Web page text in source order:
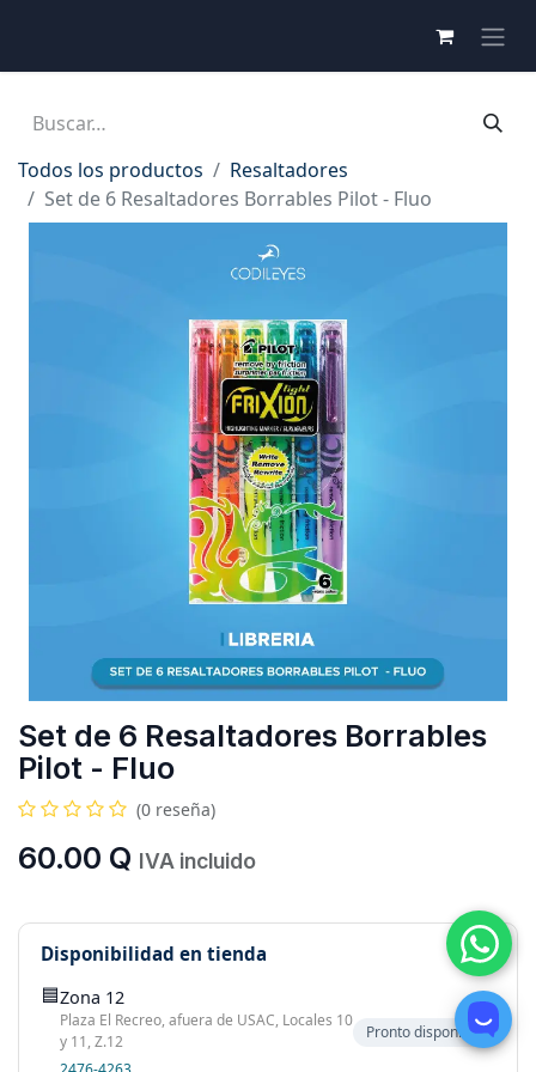
Todos los productos
Resaltadores
Set de 6 Resaltadores Borrables Pilot - Fluo
Set de 6 Resaltadores Borrables
Pilot - Fluo
(0 reseña)
60.00 Q IVA incluido
Disponibilidad en tienda
🟦Zona 12
Plaza El Recreo, afuera de USAC, Locales 10
y 11, Z.12
Pronto disponible